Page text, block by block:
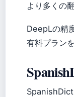
より多くの
DeepLの精
有料プラン
SpanishDict